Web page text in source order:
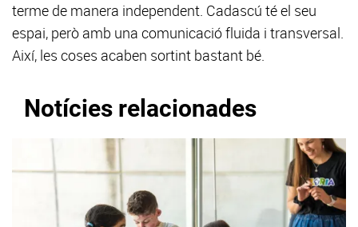
terme de manera independent. Cadascú té el seu
espai, però amb una comunicació fluida i transversal.
Així, les coses acaben sortint bastant bé.
Notícies relacionades